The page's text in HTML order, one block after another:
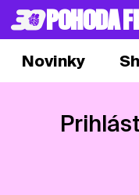
POHODA
Novinky